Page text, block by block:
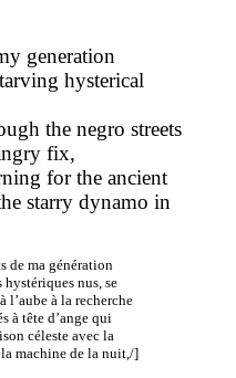
generation
hysterical
the negro streets
fix,
for the ancient
starry dynamo in
de ma génération
nus, se
l’aube à la recherche
à tête d’ange qui
céleste avec la
machine de la nuit,/]